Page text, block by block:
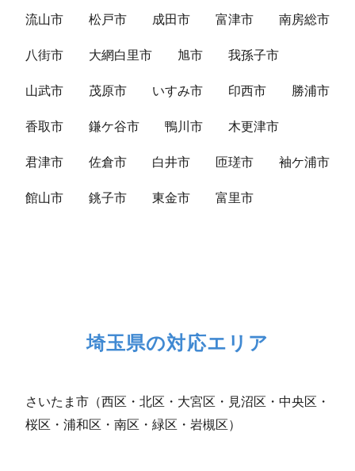
流山市 松戸市 成田市 富津市 南房総市
八街市 大網白里市 旭市 我孫子市
山武市 茂原市 いすみ市 印西市 勝浦市
香取市 鎌ケ谷市 鴨川市 木更津市
君津市 佐倉市 白井市 匝瑳市 袖ケ浦市
館山市 銚子市 東金市 富里市
埼玉県の対応エリア
さいたま市（西区・北区・大宮区・見沼区・中央区・
桜区・浦和区・南区・緑区・岩槻区）